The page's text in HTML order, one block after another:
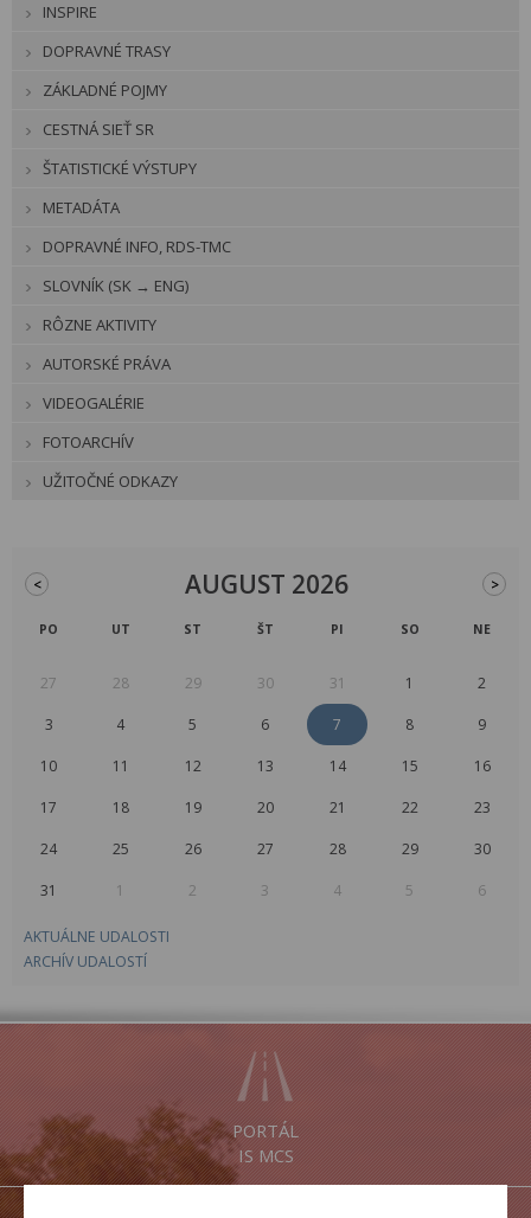
INSPIRE
DOPRAVNÉ TRASY
ZÁKLADNÉ POJMY
CESTNÁ SIEŤ SR
ŠTATISTICKÉ VÝSTUPY
METADÁTA
DOPRAVNÉ INFO, RDS-TMC
SLOVNÍK (SK → ENG)
RÔZNE AKTIVITY
AUTORSKÉ PRÁVA
VIDEOGALÉRIE
FOTOARCHÍV
UŽITOČNÉ ODKAZY
< AUGUST 2026 >
PO UT ST ŠT PI SO NE
27 28 29 30 31 1 2
3 4 5 6 7 8 9
10 11 12 13 14 15 16
17 18 19 20 21 22 23
24 25 26 27 28 29 30
31 1 2 3 4 5 6
AKTUÁLNE UDALOSTI
ARCHÍV UDALOSTÍ
PORTÁL
IS MCS